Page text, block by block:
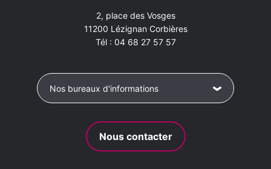
2, place des Vosges
11200 Lézignan Corbières
Tél : 04 68 27 57 57
Nos bureaux d'informations
Nous contacter